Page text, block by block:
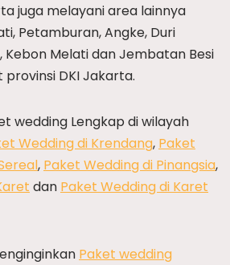
juga melayani area lainnya
Petamburan, Angke, Duri
Kebon Melati dan Jembatan Besi
DKI Jakarta.
wedding Lengkap di wilayah
Wedding di Krendang, Paket
, Paket Wedding di Pinangsia,
dan Paket Wedding di Karet
Paket wedding